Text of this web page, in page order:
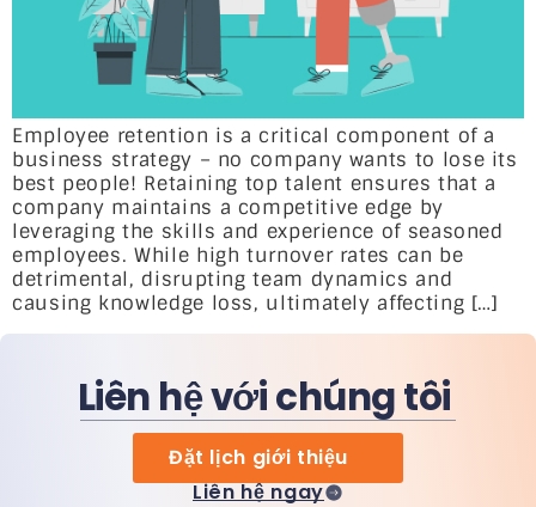
Employee retention is a critical component of a
business strategy – no company wants to lose its
best people! Retaining top talent ensures that a
company maintains a competitive edge by
leveraging the skills and experience of seasoned
employees. While high turnover rates can be
detrimental, disrupting team dynamics and
causing knowledge loss, ultimately affecting […]
Liên hệ với chúng tôi
Đặt lịch giới thiệu
Liên hệ ngay